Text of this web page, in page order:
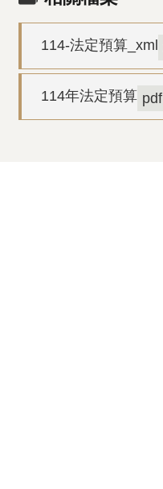
114-法定預算_xml
114年法定預算 pdf